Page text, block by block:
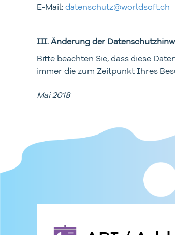
E-Mail: datenschutz@worldsoft.ch
III. Änderung der
Bitte beachten Sie, dass diese
immer die zum Zeitpunkt Ihres
Mai 2018